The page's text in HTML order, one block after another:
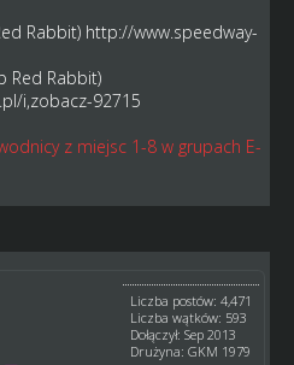
Rabbit) http://www.speedway-
Red Rabbit)
i,zobacz-92715
z miejsc 1-8 w grupach E-
Liczba postów: 4,471
Liczba wątków: 593
Dołączył: Sep 2013
Drużyna: GKM 1979